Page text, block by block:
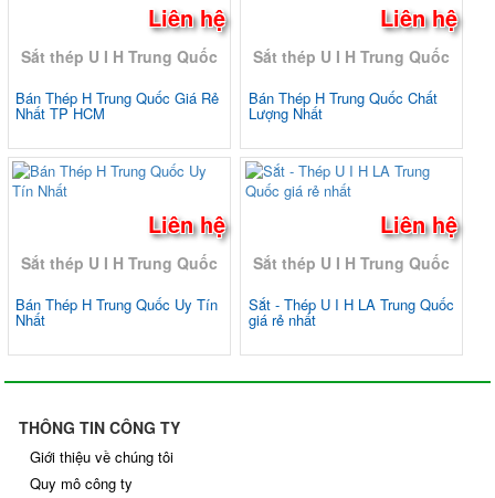
Liên hệ
Sắt thép U I H Trung Quốc
Bán Thép H Trung Quốc Giá Rẻ
Nhất TP HCM
Liên hệ
Sắt thép U I H Trung Quốc
Bán Thép H Trung Quốc Chất
Lượng Nhất
Liên hệ
Sắt thép U I H Trung Quốc
Bán Thép H Trung Quốc Uy Tín
Nhất
Liên hệ
Sắt thép U I H Trung Quốc
Sắt - Thép U I H LA Trung Quốc
giá rẻ nhất
THÔNG TIN CÔNG TY
Giới thiệu về chúng tôi
Quy mô công ty